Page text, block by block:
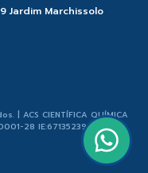
Jardim Marchissolo
| ACS CIENTÍFICA QUÍMICA
28 IE:671352396.176 |